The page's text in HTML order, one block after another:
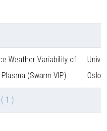
Weather Variability of
(Swarm VIP)
Oslo
( 1 )